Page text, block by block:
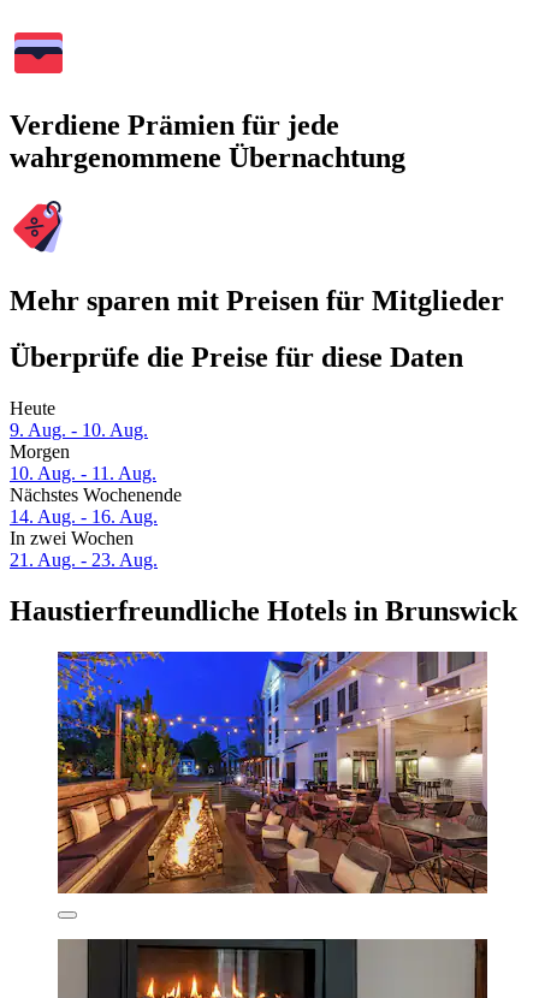
Verdiene Prämien für jede
wahrgenommene Übernachtung
Mehr sparen mit Preisen für Mitglieder
Überprüfe die Preise für diese Daten
Heute
9. Aug. - 10. Aug.
Morgen
10. Aug. - 11. Aug.
Nächstes Wochenende
14. Aug. - 16. Aug.
In zwei Wochen
21. Aug. - 23. Aug.
Haustierfreundliche Hotels in Brunswick